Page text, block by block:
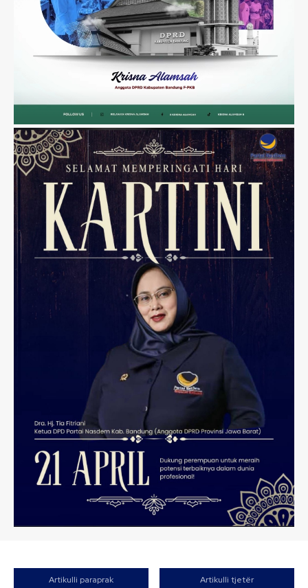
Artikulli paraprak Artikulli tjetër